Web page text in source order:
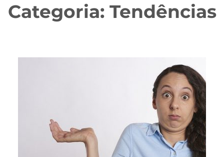
Categoria: Tendências